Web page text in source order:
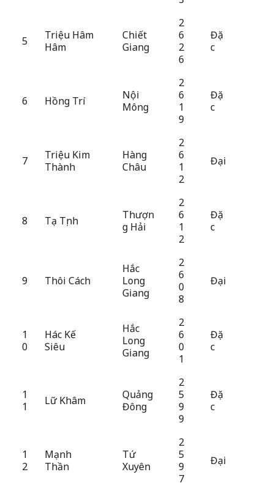
5
Triệu Hâm
Hâm
Chiết
Giang
2
6
2
6
Đặ
c
6 Hồng Trí
Nội
Mông
2
6
1
9
Đặ
c
7
Triệu Kim
Thành
Hàng
Châu
2
6
1
2
Đại
8 Tạ Tịnh
Thượn
g Hải
2
6
1
2
Đặ
c
9 Thôi Cách
Hắc
Long
Giang
2
6
0
8
Đại
1
0
Hác Kế
Siêu
Hắc
Long
Giang
2
6
0
1
Đặ
c
1
1
Lữ Khâm
Quảng
Đông
2
5
9
9
Đặ
c
1
2
Mạnh
Thần
Tứ
Xuyên
2
5
9
7
Đại